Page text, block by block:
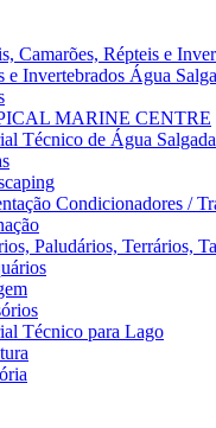
Camarões, Répteis e
e Invertebrados Água
MARINE CENTRE
Técnico de Água Salgada
Condicionadores /
Paludários, Terrários,
Técnico para Lago